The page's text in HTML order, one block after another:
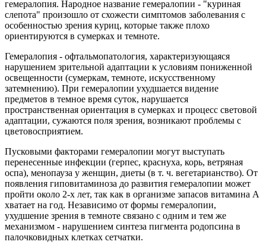
гемералопия. Народное название гемералопии - "куриная
слепота" произошло от схожести симптомов заболевания с
особенностью зрения куриц, которые также плохо
ориентируются в сумерках и темноте.
Гемералопия - офтальмопатология, характеризующаяся
нарушением зрительной адаптации к условиям пониженной
освещенности (сумеркам, темноте, искусственному
затемнению). При гемералопии ухудшается видение
предметов в темное время суток, нарушается
пространственная ориентация в сумерках и процесс световой
адаптации, сужаются поля зрения, возникают проблемы с
цветовосприятием.
Пусковыми факторами гемералопии могут выступать
перенесенные инфекции (герпес, краснуха, корь, ветряная
оспа), менопауза у женщин, диеты (в т. ч. вегетарианство). От
появления гиповитаминоза до развития гемералопии может
пройти около 2-х лет, так как в организме запасов витамина А
хватает на год. Независимо от формы гемералопии,
ухудшение зрения в темноте связано с одним и тем же
механизмом - нарушением синтеза пигмента родопсина в
палочковидных клетках сетчатки.